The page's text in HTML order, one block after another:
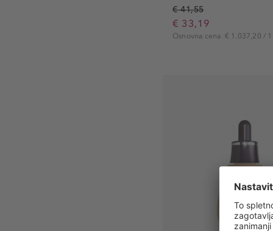
€ 41,55
€ 33,19
Osnovna cena € 1.037,20 /